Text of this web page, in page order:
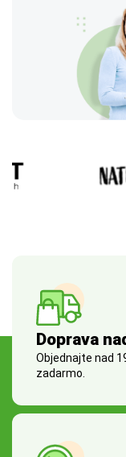
Doprava
Objednajte nad
zadarmo.